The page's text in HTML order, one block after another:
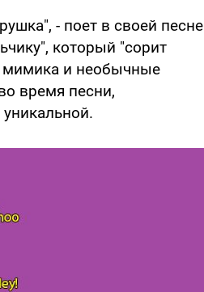
- поет в своей песне
который "сорит
мимика и необычные
время песни,